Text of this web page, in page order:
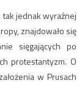
tak jednak wyraźnej
znajdowało się
sięgających po
protestantyzm. O
w Prusach